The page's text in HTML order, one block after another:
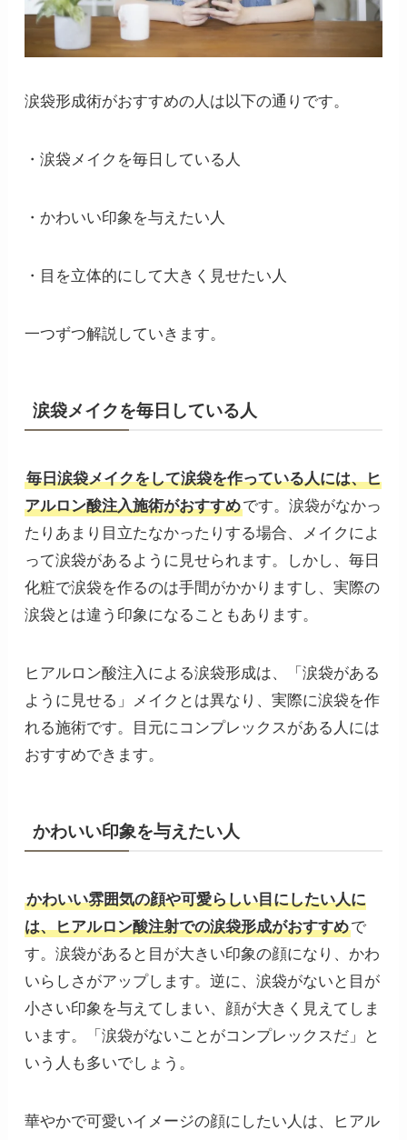
涙袋形成術がおすすめの人は以下の通りです。
・涙袋メイクを毎日している人
・かわいい印象を与えたい人
・目を立体的にして大きく見せたい人
一つずつ解説していきます。
涙袋メイクを毎日している人
毎日涙袋メイクをして涙袋を作っている人には、ヒ
アルロン酸注入施術がおすすめです。涙袋がなかっ
たりあまり目立たなかったりする場合、メイクによ
って涙袋があるように見せられます。しかし、毎日
化粧で涙袋を作るのは手間がかかりますし、実際の
涙袋とは違う印象になることもあります。
ヒアルロン酸注入による涙袋形成は、「涙袋がある
ように見せる」メイクとは異なり、実際に涙袋を作
れる施術です。目元にコンプレックスがある人には
おすすめできます。
かわいい印象を与えたい人
かわいい雰囲気の顔や可愛らしい目にしたい人に
は、ヒアルロン酸注射での涙袋形成がおすすめで
す。涙袋があると目が大きい印象の顔になり、かわ
いらしさがアップします。逆に、涙袋がないと目が
小さい印象を与えてしまい、顔が大きく見えてしま
います。「涙袋がないことがコンプレックスだ」と
いう人も多いでしょう。
華やかで可愛いイメージの顔にしたい人は、ヒアル